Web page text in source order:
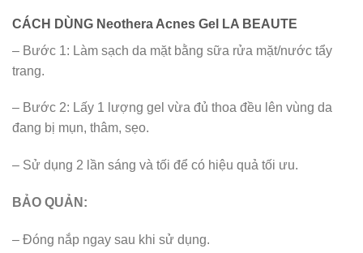
CÁCH DÙNG Neothera Acnes Gel LA BEAUTE
– Bước 1: Làm sạch da mặt bằng sữa rửa mặt/nước tẩy
trang.
– Bước 2: Lấy 1 lượng gel vừa đủ thoa đều lên vùng da
đang bị mụn, thâm, sẹo.
– Sử dụng 2 lần sáng và tối để có hiệu quả tối ưu.
BẢO QUẢN:
– Đóng nắp ngay sau khi sử dụng.